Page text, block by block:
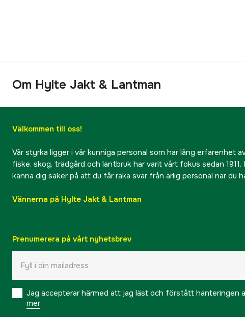
Om Hylte Jakt & Lantman
Välkommen till oss!
Vår styrka ligger i vår kunniga personal som har lång erfarenhet
fiske, skog, trädgård och lantbruk har varit vårt fokus sedan 1911.
känna dig säker på att du får raka svar från ärlig personal när du
Vännerna på Hylte Jakt & Lantman
Prenumerera på vårt nyhetsbrev
Jag accepterar härmed att jag läst och förstått hanteringen
mer